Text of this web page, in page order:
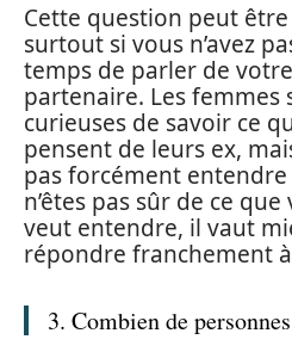
Cette question peut
surtout si vous n’avez
temps de parler de
partenaire. Les femmes
curieuses de savoir ce
pensent de leurs ex,
pas forcément entendre
n’êtes pas sûr de ce
veut entendre, il vaut
répondre franchement
3. Combien de